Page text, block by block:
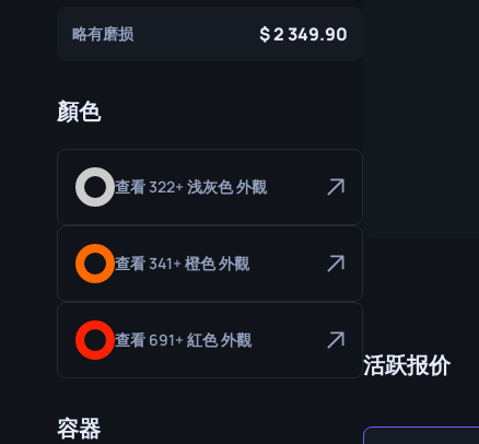
九头蛇手套 锯短型霰弹枪
游牧刀
伞绳刀
略有磨损 2 349.90
顏色
查看 322+ 浅灰色 外觀
查看 341+ 橙色 外觀
查看 691+ 紅色 外觀
容器
活跃报价